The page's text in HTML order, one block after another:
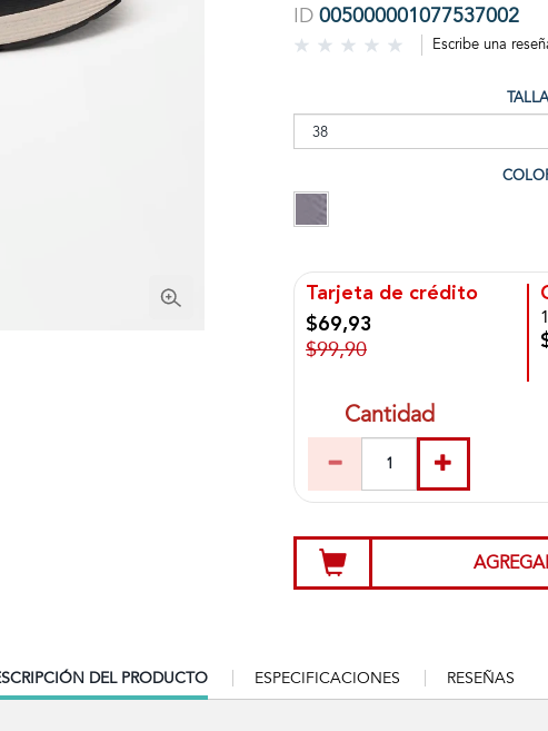
ID 005000001077537002
Escribe una
Tarjeta de crédito
$69,93
$99,90
Cantidad
DEL PRODUCTO ESPECIFICACIONES RESEÑAS